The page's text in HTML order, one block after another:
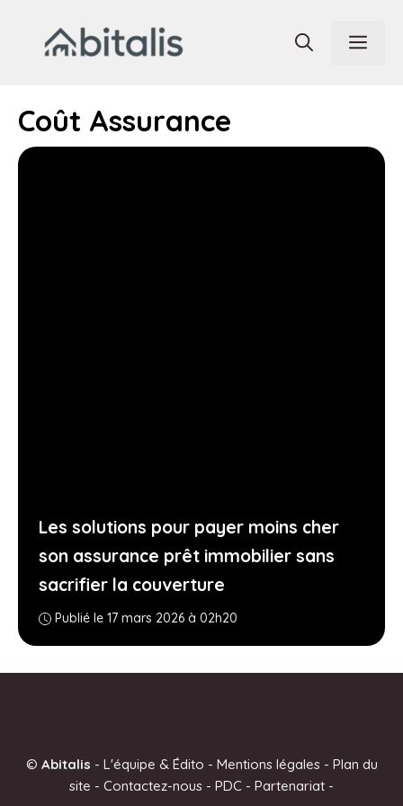
contenu
Coût Assurance
Les solutions pour payer moins cher
son assurance prêt immobilier sans
sacrifier la couverture
Publié le 17 mars 2026 à 02h20
© Abitalis - L'équipe & Édito - Mentions légales- Plan du
site - Contactez-nous - PDC - Partenariat -